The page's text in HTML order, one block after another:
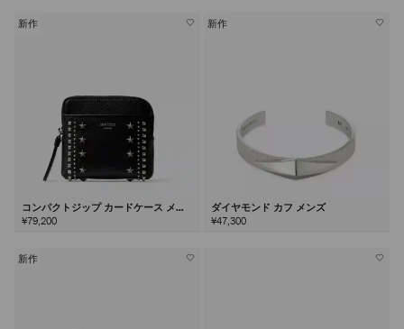
新作
コンパクトジップ カードケース メン
ズ
¥79,200
新作
ダイヤモンド カフ メンズ
¥47,300
新作